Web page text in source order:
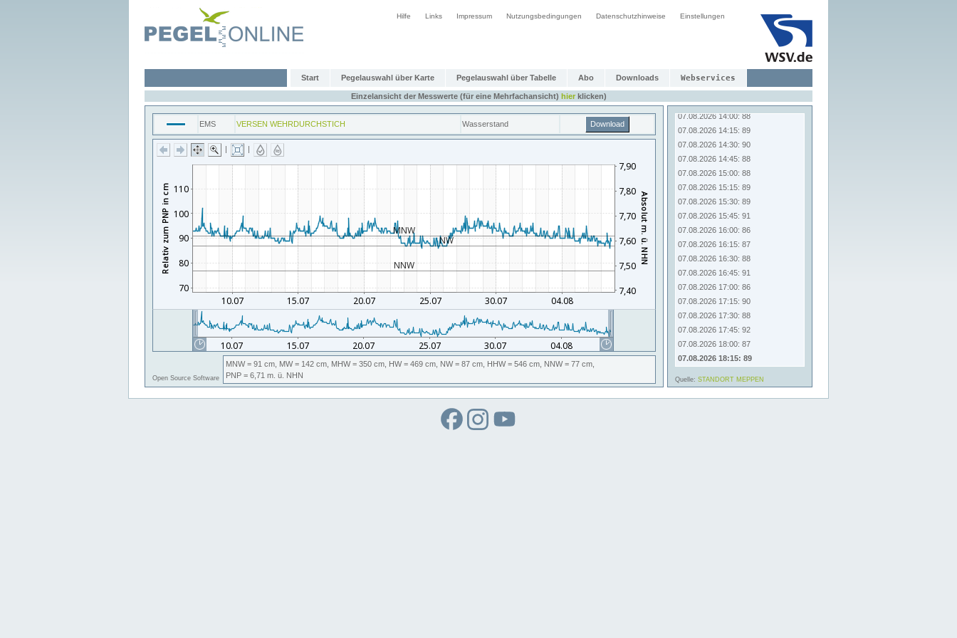
Hilfe Links Impressum Nutzungsbedingungen Datenschutzhinweise Einstellungen
Start Pegelauswahl über Karte Pegelauswahl über Tabelle Abo Downloads Webservices
Einzelansicht der Messwerte (für eine Mehrfachansicht) hierklicken)
EMS VERSEN WEHRDURCHSTICH Wasserstand Download
| |
Open Source Software
MNW= 91 cm, MW= 142 cm, MHW= 350 cm, HW= 469 cm, NW= 87 cm, HHW= 546 cm, NNW= 77 cm,
PNP = 6,71 m. ü. NHN
07.08.2026 12:15: 88
07.08.2026 13:15: 90
07.08.2026 13:30: 89
07.08.2026 13:45: 89
07.08.2026 14:00: 88
07.08.2026 14:15: 89
07.08.2026 14:30: 90
07.08.2026 14:45: 88
07.08.2026 15:00: 88
07.08.2026 15:15: 89
07.08.2026 15:30: 89
07.08.2026 15:45: 91
07.08.2026 16:00: 86
07.08.2026 16:15: 87
07.08.2026 16:30: 88
07.08.2026 16:45: 91
07.08.2026 17:00: 86
07.08.2026 17:15: 90
07.08.2026 17:30: 88
07.08.2026 17:45: 92
07.08.2026 18:00: 87
07.08.2026 18:15: 89
Quelle: STANDORT MEPPEN